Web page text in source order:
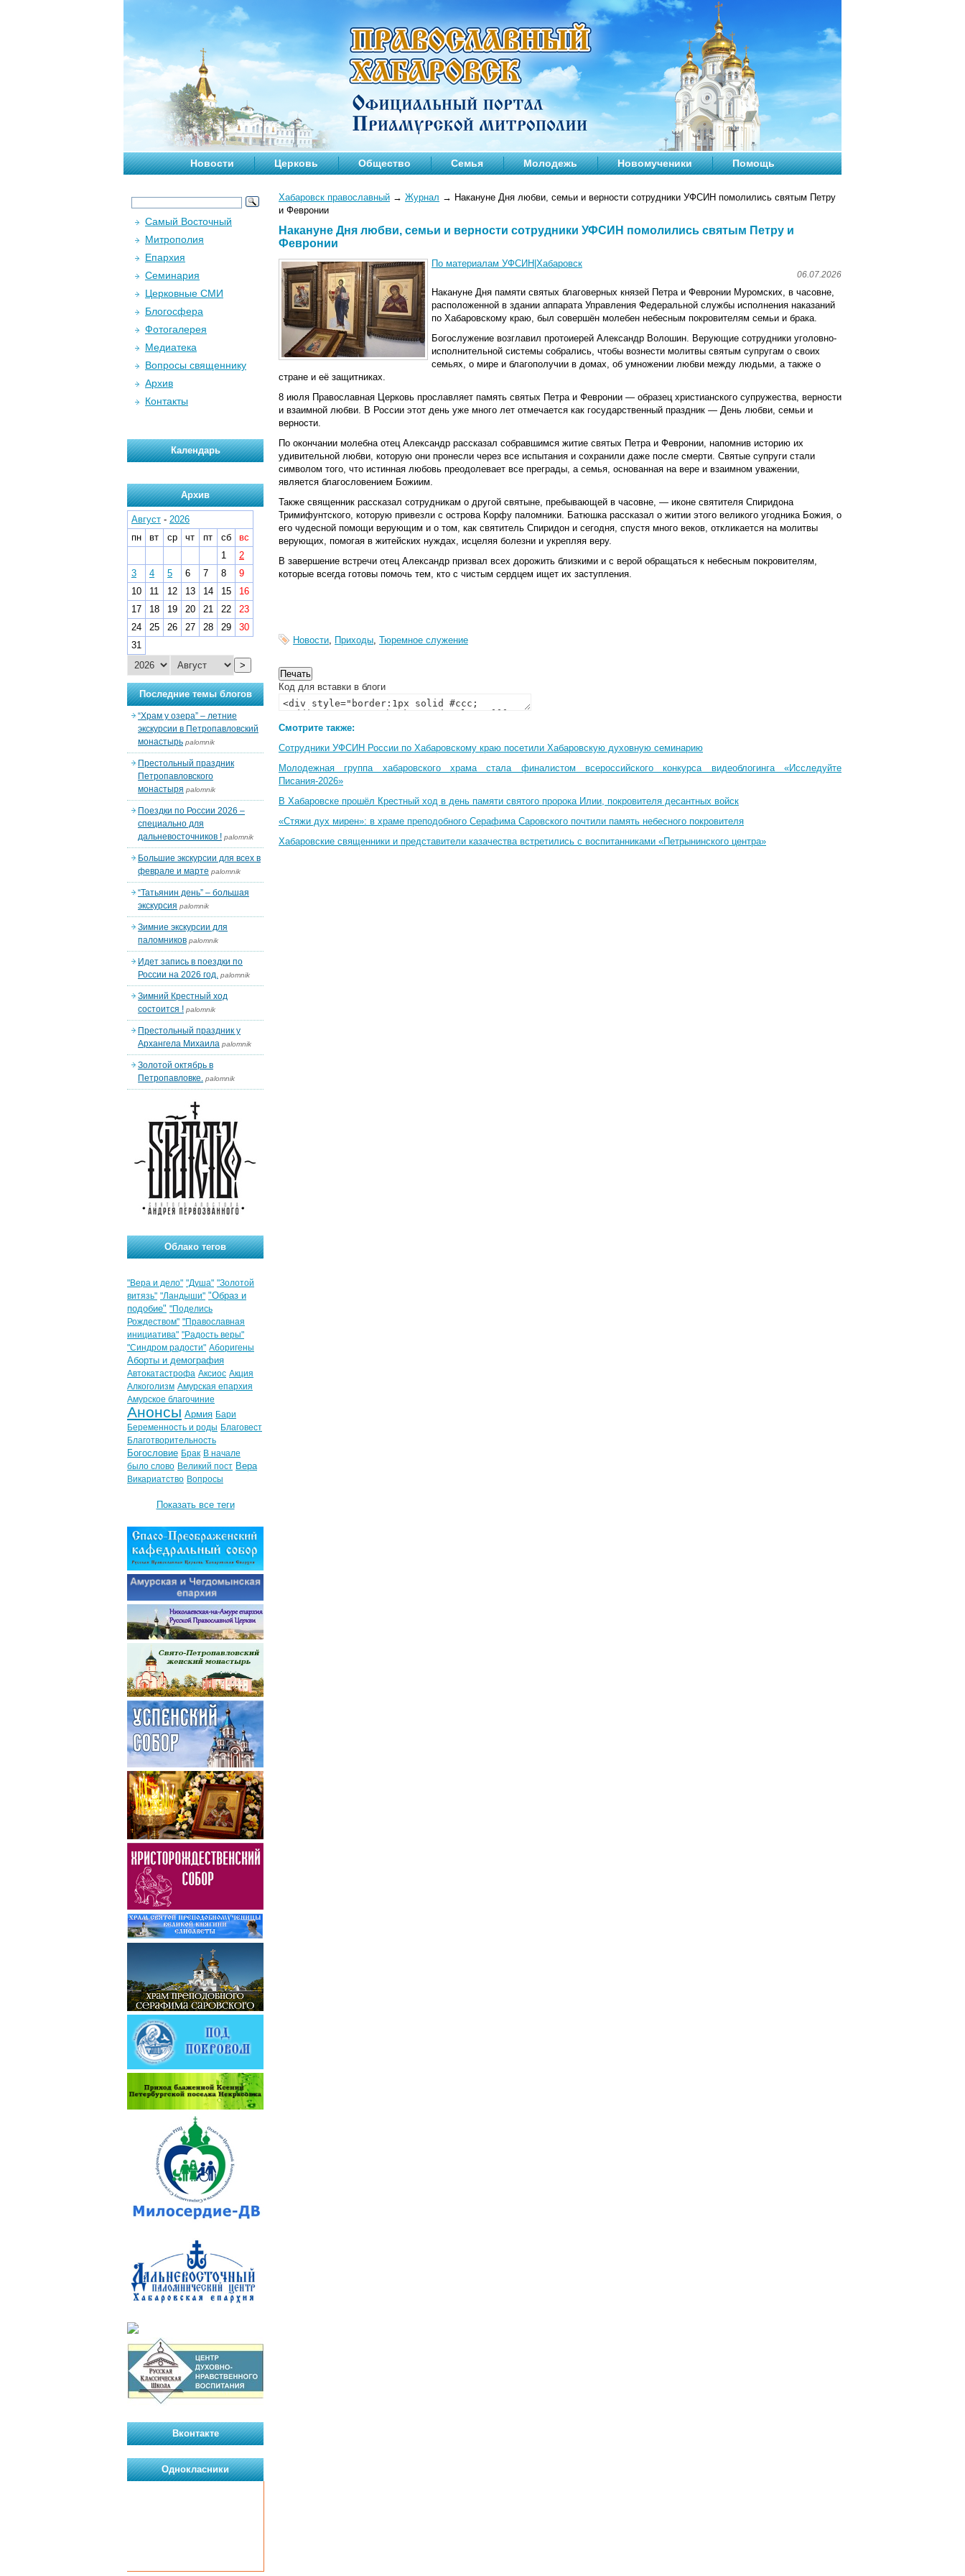
Новости Церковь Общество Семья Молодежь Новомученики Помощь
Хабаровск православный → Журнал → Накануне Дня любви, семьи и верности сотрудники УФСИН помолились святым Петру
и Февронии
Накануне Дня любви, семьи и верности сотрудники УФСИН помолились святым Петру и
Февронии
По материалам УФСИН|Хабаровск
06.07.2026
Накануне Дня памяти святых благоверных князей Петра и Февронии Муромских, в часовне,
расположенной в здании аппарата Управления Федеральной службы исполнения наказаний
по Хабаровскому краю, был совершён молебен небесным покровителям семьи и брака.
Богослужение возглавил протоиерей Александр Волошин. Верующие сотрудники уголовно-
исполнительной системы собрались, чтобы вознести молитвы святым супругам о своих
семьях, о мире и благополучии в домах, об умножении любви между людьми, а также о
стране и её защитниках.
8 июля Православная Церковь прославляет память святых Петра и Февронии — образец христианского супружества, верности
и взаимной любви. В России этот день уже много лет отмечается как государственный праздник — День любви, семьи и
верности.
По окончании молебна отец Александр рассказал собравшимся житие святых Петра и Февронии, напомнив историю их
удивительной любви, которую они пронесли через все испытания и сохранили даже после смерти. Святые супруги стали
символом того, что истинная любовь преодолевает все преграды, а семья, основанная на вере и взаимном уважении,
является благословением Божиим.
Также священник рассказал сотрудникам о другой святыне, пребывающей в часовне, — иконе святителя Спиридона
Тримифунтского, которую привезли с острова Корфу паломники. Батюшка рассказал о житии этого великого угодника Божия, о
его чудесной помощи верующим и о том, как святитель Спиридон и сегодня, спустя много веков, откликается на молитвы
верующих, помогая в житейских нуждах, исцеляя болезни и укрепляя веру.
В завершение встречи отец Александр призвал всех дорожить близкими и с верой обращаться к небесным покровителям,
которые всегда готовы помочь тем, кто с чистым сердцем ищет их заступления.
Новости, Приходы, Тюремное служение
Код для вставки в блоги
Смотрите также:
Сотрудники УФСИН России по Хабаровскому краю посетили Хабаровскую духовную семинарию
Молодежная группа хабаровского храма стала финалистом всероссийского конкурса видеоблогинга «Исследуйте
Писания-2026»
В Хабаровске прошёл Крестный ход в день памяти святого пророка Илии, покровителя десантных войск
«Стяжи дух мирен»: в храме преподобного Серафима Саровского почтили память небесного покровителя
Хабаровские священники и представители казачества встретились с воспитанниками «Петрынинского центра»
Самый Восточный
Митрополия
Епархия
Семинария
Церковные СМИ
Блогосфера
Фотогалерея
Медиатека
Вопросы священнику
Архив
Контакты
Календарь
Архив
Август - 2026
пн
вт ср чт пт сб
вс
1
2
3
4 5 6 7 8
9
10
11 12 13 14 15
16
17
18 19 20 21 22
23
24
25 26 27 28 29
30
31
>
Последние темы блогов
“Храм у озера” – летние
экскурсии в Петропавловский
монастырь palomnik
Престольный праздник
Петропавловского
монастыря palomnik
Поездки по России 2026 –
специально для
дальневосточников ! palomnik
Большие экскурсии для всех в
феврале и марте palomnik
“Татьянин день” – большая
экскурсия palomnik
Зимние экскурсии для
паломников palomnik
Идет запись в поездки по
России на 2026 год. palomnik
Зимний Крестный ход
состоится ! palomnik
Престольный праздник у
Архангела Михаила palomnik
Золотой октябрь в
Петропавловке. palomnik
Облако тегов
"Вера и дело" "Душа" "Золотой
витязь" "Ландыши" "Образ и
подобие" "Поделись
Рождеством" "Православная
инициатива" "Радость веры"
"Синдром радости" Аборигены
Аборты и демография
Автокатастрофа Аксиос Акция
Алкоголизм Амурская епархия
Амурское благочиние
Анонсы Армия Бари
Беременность и роды Благовест
Благотворительность
Богословие Брак В начале
было слово Великий пост Вера
Викариатство Вопросы
Показать все теги
Вконтакте
Однокласники